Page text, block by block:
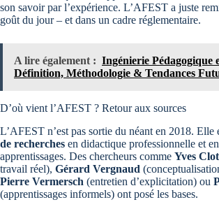
son savoir par l’expérience. L’AFEST a juste
goût du jour – et dans un cadre réglementaire.
A lire également : Ingénierie Pédagogique
Définition, Méthodologie & Tendances
D’où vient l’AFEST ? Retour aux sources
L’AFEST n’est pas sortie du néant en 2018. Elle
de recherches en didactique professionnelle et
apprentissages. Des chercheurs comme Yves Clot
travail réel), Gérard Vergnaud
Pierre Vermersch (entretien d’explicitation) ou
(apprentissages informels) ont posé les bases.